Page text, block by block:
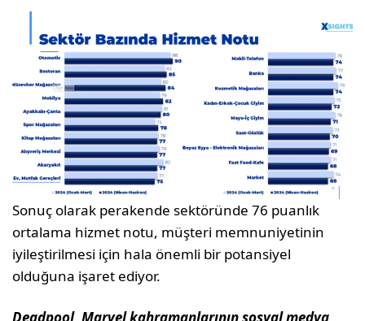
Sonuç olarak perakende sektöründe 76 puanlık
ortalama hizmet notu, müşteri memnuniyetinin
iyileştirilmesi için hala önemli bir potansiyel
olduğuna işaret ediyor.
Deadpool, Marvel kahramanlarının sosyal medya